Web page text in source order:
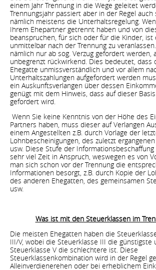
einem Jahr Trennung in die Wege geleitet
Trennungsjahr passiert aber in der Regel auch
nämlich meistens die Unterhaltsregelung.
Ihrem Ehepartner getrennt haben und von
beanspruchen, für sich oder für die Kinder, ist
unmittelbar nach der Trennung zu
nämlich nur ab sog. Verzug gefordert werden,
unbegrenzt rückwirkend. Dies bedeutet, dass
Ehegatte unmissverständlich und vor allem
Unterhaltszahlungen aufgefordert werden
ein Auskunftsverlangen über dessen
genügt mit dem Hinweis, dass auf dieser
gefordert wird.
Wenn Sie keine Kenntnis von der Höhe des
Partners haben, muss dieser auf Verlangen
einem Angestellten z.B. durch Vorlage der
Lohnbescheinigungen, des zuletzt
usw. Diese Stufe der
sehr viel Zeit in Anspruch, weswegen es von
man sich schon vor der Trennung die
Informationen besorgt, z.B. durch Kopie der
des anderen Ehegatten, des gemeinsamen
usw.
Was ist mit den Steuerklassen im
Die meisten Ehegatten haben die
III/V, wobei die Steuerklasse III die günstigste
Steuerklasse V die schlechtere ist. Diese
Steuerklassenkombination wird in der Regel
Alleinverdienerehen oder bei erheblichem